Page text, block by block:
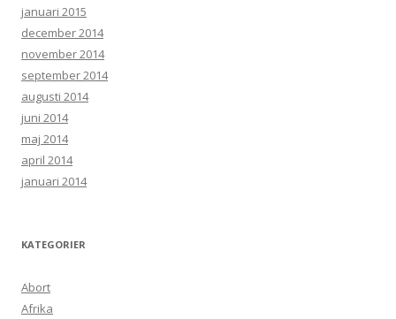
januari 2015
december 2014
november 2014
september 2014
augusti 2014
juni 2014
maj 2014
april 2014
januari 2014
KATEGORIER
Abort
Afrika